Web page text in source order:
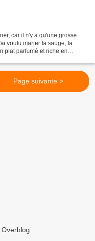
car il n'y a qu'une grosse
voulu marier la sauge, la
plat parfumé et riche en
Page suivante >